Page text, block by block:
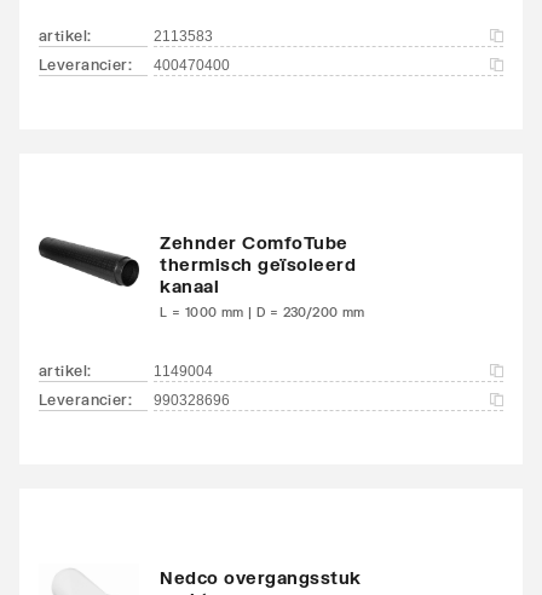
artikel: 2113583
Leverancier: 400470400
Zehnder ComfoTube
thermisch geïsoleerd
kanaal
L = 1000 mm | D = 230/200 mm
artikel: 1149004
Leverancier: 990328696
Nedco overgangsstuk